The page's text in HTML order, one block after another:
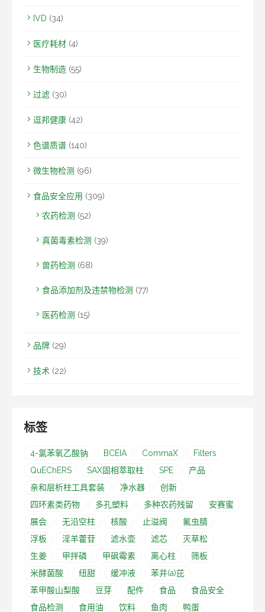
IVD (34)
医疗耗材 (4)
生物制造 (55)
过滤 (30)
逗邦健康 (42)
色谱质谱 (140)
微生物检测 (96)
食品安全应用 (309)
农药检测 (52)
真菌毒素检测 (39)
兽药检测 (68)
食品添加剂及违禁物检测 (77)
医药检测 (15)
品牌 (29)
技术 (22)
标签
4-氯苯氧乙酸钠 BCEIA CommaX
Filters
QuEChERS
SAX固相萃取柱 SPE
产品
亲和层析柱工具套装
净水器
创新
四环素类药物
多孔塑料 多种农药残留
安赛蜜
展会
无沿空柱 核酸 止溢阀
氟虫腈
浮板
淫羊藿苷 滤水壶 滤芯
灭草松
生姜
甲拌磷 甲砜霉素 离心柱
筛板
米酵菌酸
纽甜 缓冲液
苯并(a)芘
苯甲酸山梨酸
豆芽 配件 食品
食品安全
食品检测
食用油 饮料 鱼肉 鸭蛋